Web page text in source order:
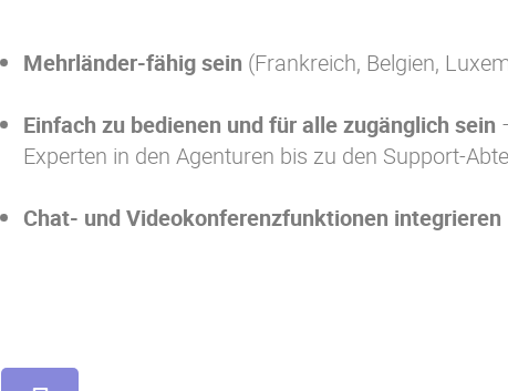
Mehrländer-fähig sein (Frankreich, Belgien,
Einfach zu bedienen und für alle zugänglich sein
Experten in den Agenturen bis zu den Support-
Chat- und Videokonferenzfunktionen integrieren